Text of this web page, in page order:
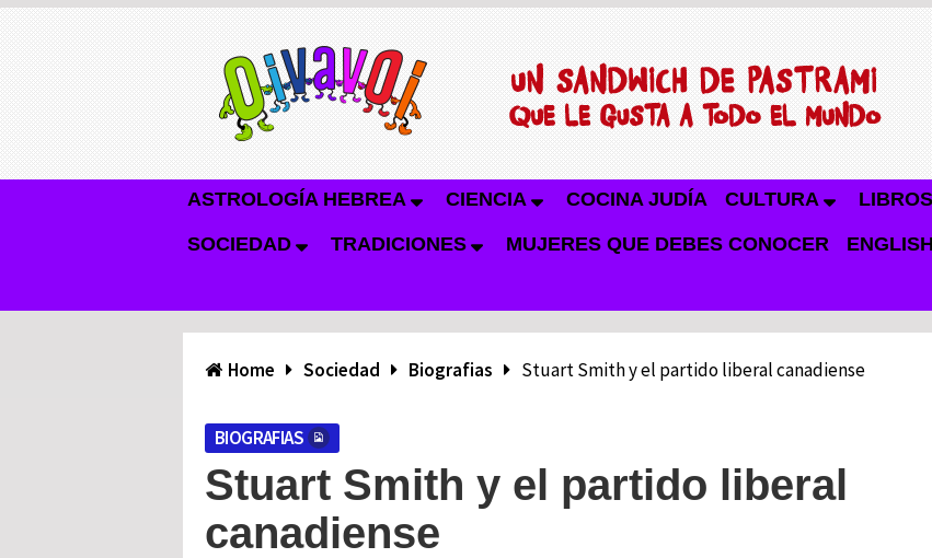
ASTROLOGÍA HEBREA CIENCIA COCINA JUDÍA CULTURA
SOCIEDAD TRADICIONES MUJERES QUE DEBES CONOCER ENGLISH
Home Sociedad Biografias Stuart Smith y el partido liberal canadiense
BIOGRAFIAS
Stuart Smith y el partido liberal
canadiense